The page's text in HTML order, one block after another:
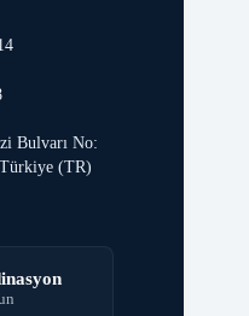
Bulvarı No:
(TR)